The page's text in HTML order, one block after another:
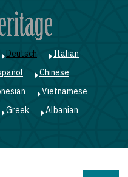
Deutsch
Italian
Chinese
Vietnamese
Greek
Albanian